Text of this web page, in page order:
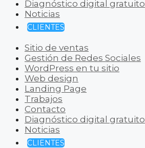
Diagnóstico digital gratuito
Noticias
CLIENTES
Sitio de ventas
Gestión de Redes Sociales
WordPress en tu sitio
Web design
Landing Page
Trabajos
Contacto
Diagnóstico digital gratuito
Noticias
CLIENTES